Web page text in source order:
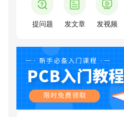
提问题 发文章 发视频